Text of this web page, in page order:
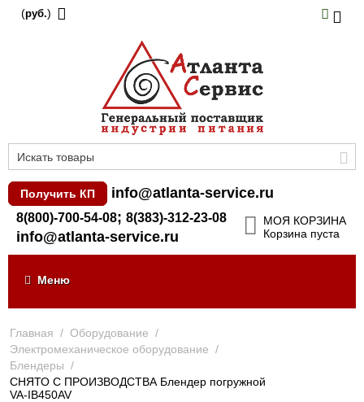
(руб.)
Получить КП info@atlanta-service.ru
8(800)-700-54-08; 8(383)-312-23-08
info@atlanta-service.ru
МОЯ КОРЗИНА
Корзина пуста
Меню
Главная / Оборудование /
Электромеханическое оборудование /
Блендеры /
СНЯТО С ПРОИЗВОДСТВА Блендер погружной
VA-IB450AV